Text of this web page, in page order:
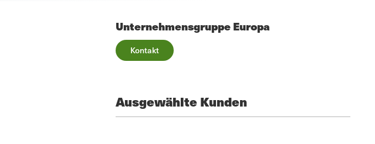
Unternehmensgruppe Europa
Kontakt
Ausgewählte Kunden